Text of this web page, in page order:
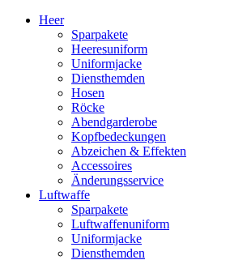
Heer
Sparpakete
Heeresuniform
Uniformjacke
Diensthemden
Hosen
Röcke
Abendgarderobe
Kopfbedeckungen
Abzeichen & Effekten
Accessoires
Änderungsservice
Luftwaffe
Sparpakete
Luftwaffenuniform
Uniformjacke
Diensthemden